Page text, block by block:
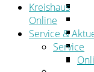
Kreishaus
Online
Service &
Service